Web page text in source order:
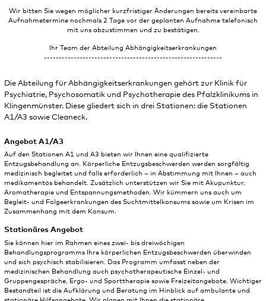
Wir bitten Sie wegen möglicher kurzfristiger Änderungen bereits vereinbarte
Aufnahmetermine nochmals 2 Tage vor der geplanten Aufnahme telefonisch
mit uns abzustimmen und zu bestätigen.
Ihr Team der Abteilung Abhängigkeitserkrankungen
------------------------------------------------------------
Die Abteilung für Abhängigkeitserkrankungen gehört zur Klinik für
Psychiatrie, Psychosomatik und Psychotherapie des Pfalzklinikums in
Klingenmünster. Diese gliedert sich in drei Stationen: die Stationen
A1/A3 sowie Cleaneck.
Angebot A1/A3
Auf den Stationen A1 und A3 bieten wir Ihnen eine qualifizierte
Entzugsbehandlung an. Körperliche Entzugsbeschwerden werden sorgfältig
medizinisch begleitet und falls erforderlich – in Abstimmung mit Ihnen – auch
medikamentös behandelt. Zusätzlich unterstützen wir Sie mit Akupunktur,
Aromatherapie und Entspannungsmethoden. Wir kümmern uns auch um
Begleit- und Folgeerkrankungen des Suchtmittelkonsums sowie um Krisen im
Zusammenhang mit dem Konsum.
Stationäres Angebot
Sie können hier im Rahmen eines zwei- bis dreiwöchigen
Behandlungsprogramms Ihre körperlichen Entzugsbeschwerden überwinden
und sich psychisch stabilisieren. Das Programm umfasst neben der
medizinischen Behandlung auch psychotherapeutische Einzel- und
Gruppengespräche, Ergo- und Sporttherapie sowie Freizeitangebote. Wichtiger
Bestandteil ist die Aufklärung und Beratung im Hinblick auf ambulante und